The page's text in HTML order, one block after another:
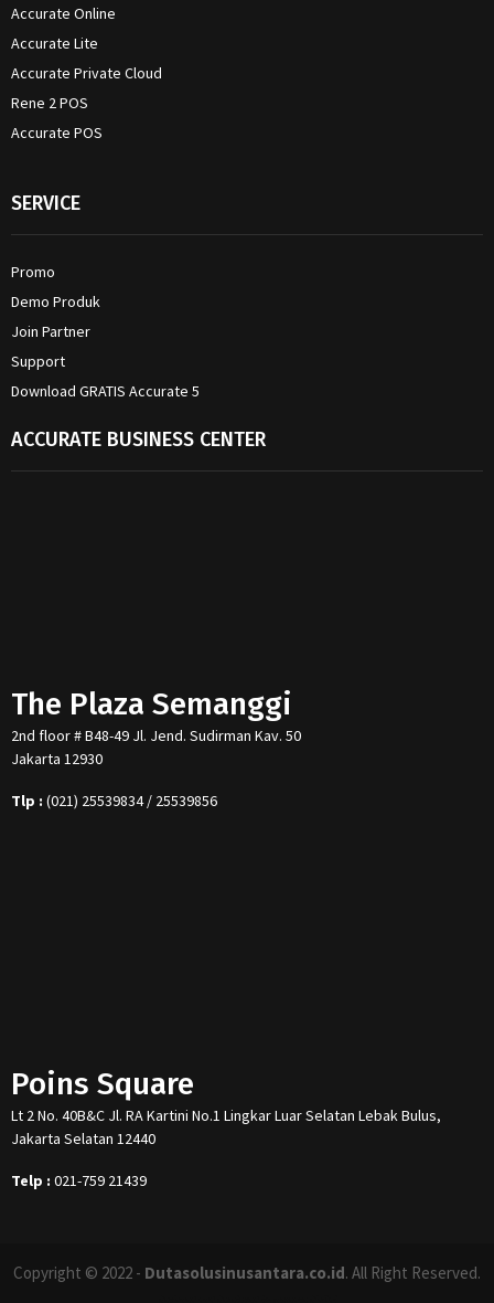
Accurate Online
Accurate Lite
Accurate Private Cloud
Rene 2 POS
Accurate POS
SERVICE
Promo
Demo Produk
Join Partner
Support
Download GRATIS Accurate 5
ACCURATE BUSINESS CENTER
The Plaza Semanggi
2nd floor # B48-49 Jl. Jend. Sudirman Kav. 50
Jakarta 12930
Tlp : (021) 25539834 / 25539856
Poins Square
Lt 2 No. 40B&C Jl. RA Kartini No.1 Lingkar Luar Selatan Lebak Bulus,
Jakarta Selatan 12440
Telp : 021-759 21439
Copyright © 2022 - Dutasolusinusantara.co.id. All Right Reserved.